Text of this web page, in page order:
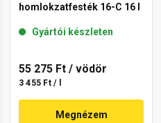
homlokzatfesték 16-C 16 l
Gyártói készleten
55 275 Ft / vödör
3 455 Ft / l
Megnézem